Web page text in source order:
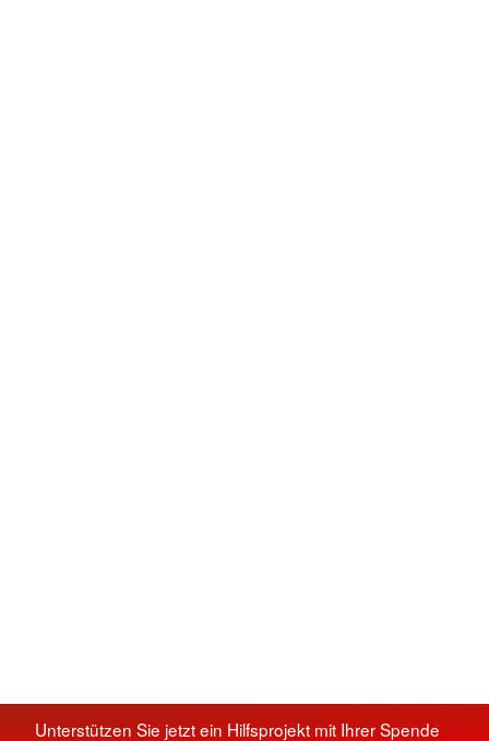
Unterstützen Sie jetzt ein Hilfsprojekt mit Ihrer Spende